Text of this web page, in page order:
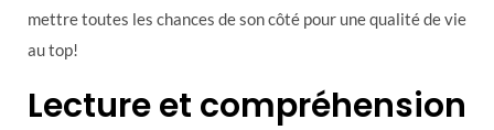
mettre toutes les chances de son côté pour une qualité de vie
au top!
Lecture et compréhension